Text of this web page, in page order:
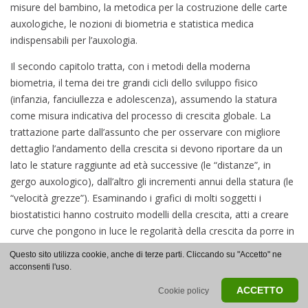
misure del bambino, la metodica per la costruzione delle carte
auxologiche, le nozioni di biometria e statistica medica
indispensabili per l’auxologia.
Il secondo capitolo tratta, con i metodi della moderna
biometria, il tema dei tre grandi cicli dello sviluppo fisico
(infanzia, fanciullezza e adolescenza), assumendo la statura
come misura indicativa del processo di crescita globale. La
trattazione parte dall’assunto che per osservare con migliore
dettaglio l’andamento della crescita si devono riportare da un
lato le stature raggiunte ad età successive (le “distanze”, in
gergo auxologico), dall’altro gli incrementi annui della statura (le
“velocità grezze”). Esaminando i grafici di molti soggetti i
biostatistici hanno costruito modelli della crescita, atti a creare
curve che pongono in luce le regolarità della crescita da porre in
paragrafo consentono di acquisire i concetti basilari della
modellizzazione; i paragrafi intermedi sono utili a chi volesse
approfondire le caratteristiche matematiche dei vari modelli e le
Questo sito utilizza cookie, anche di terze parti. Cliccando su "Accetto" ne
acconsenti l'uso.
Cookie policy ACCETTO